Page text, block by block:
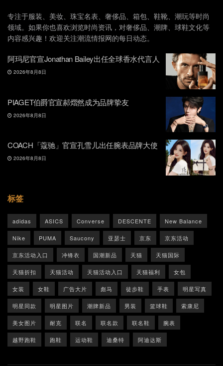
专注于服装、美妆、珠宝名表、奢侈品、箱包、鞋靴、潮玩等时尚
领域。如果你也喜欢浏览时尚资讯，对奢侈品、潮牌、球鞋文化等
内容感兴趣！欢迎关注潮流情报网的每日动态。
阿玛尼官宣Jonathan Bailey出任全球香水代言人
2026年8月8日
PIAGET伯爵官宣郝熠然成为品牌挚友
2026年8月8日
COACH「蔻驰」官宣孔雪儿出任腕表品牌大使
2026年8月8日
标签
adidas ASICS Converse DESCENTE New Balance
Nike PUMA Saucony 亚瑟士 京东 京东活动
京东活动入口 冲锋衣 国潮新品 天猫 天猫国际
天猫折扣 天猫活动 天猫活动入口 天猫福利 女包
女装 女鞋 广告大片 彪马 徒步鞋 手表 明星写真
明星同款 明星图片 潮牌新品 男装 篮球鞋 索康尼
美女图片 耐克 联名 联名款 联名鞋 腕表
越野跑鞋 跑鞋 运动鞋 迪桑特 阿迪达斯